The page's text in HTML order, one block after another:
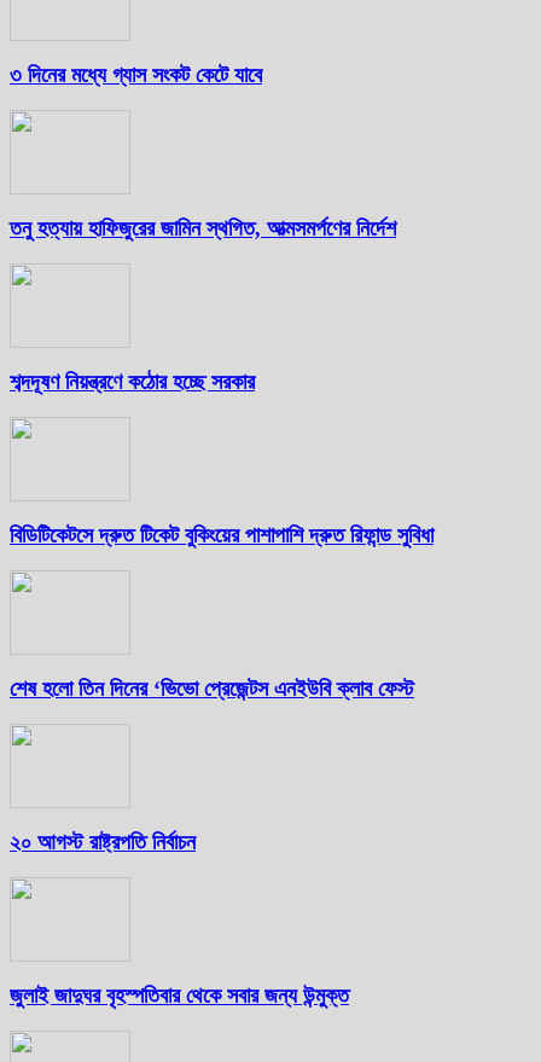
৩ দিনের মধ্যে গ্যাস সংকট কেটে যাবে
তনু হত্যায় হাফিজুরের জামিন স্থগিত, আত্মসমর্পণের নির্দেশ
শব্দদূষণ নিয়ন্ত্রণে কঠোর হচ্ছে সরকার
বিডিটিকেটসে দ্রুত টিকেট বুকিংয়ের পাশাপাশি দ্রুত রিফান্ড সুবিধা
শেষ হলো তিন দিনের ‘ভিভো প্রেজেন্টস এনইউবি ক্লাব ফেস্ট
২০ আগস্ট রাষ্ট্রপতি নির্বাচন
জুলাই জাদুঘর বৃহস্পতিবার থেকে সবার জন্য উন্মুক্ত